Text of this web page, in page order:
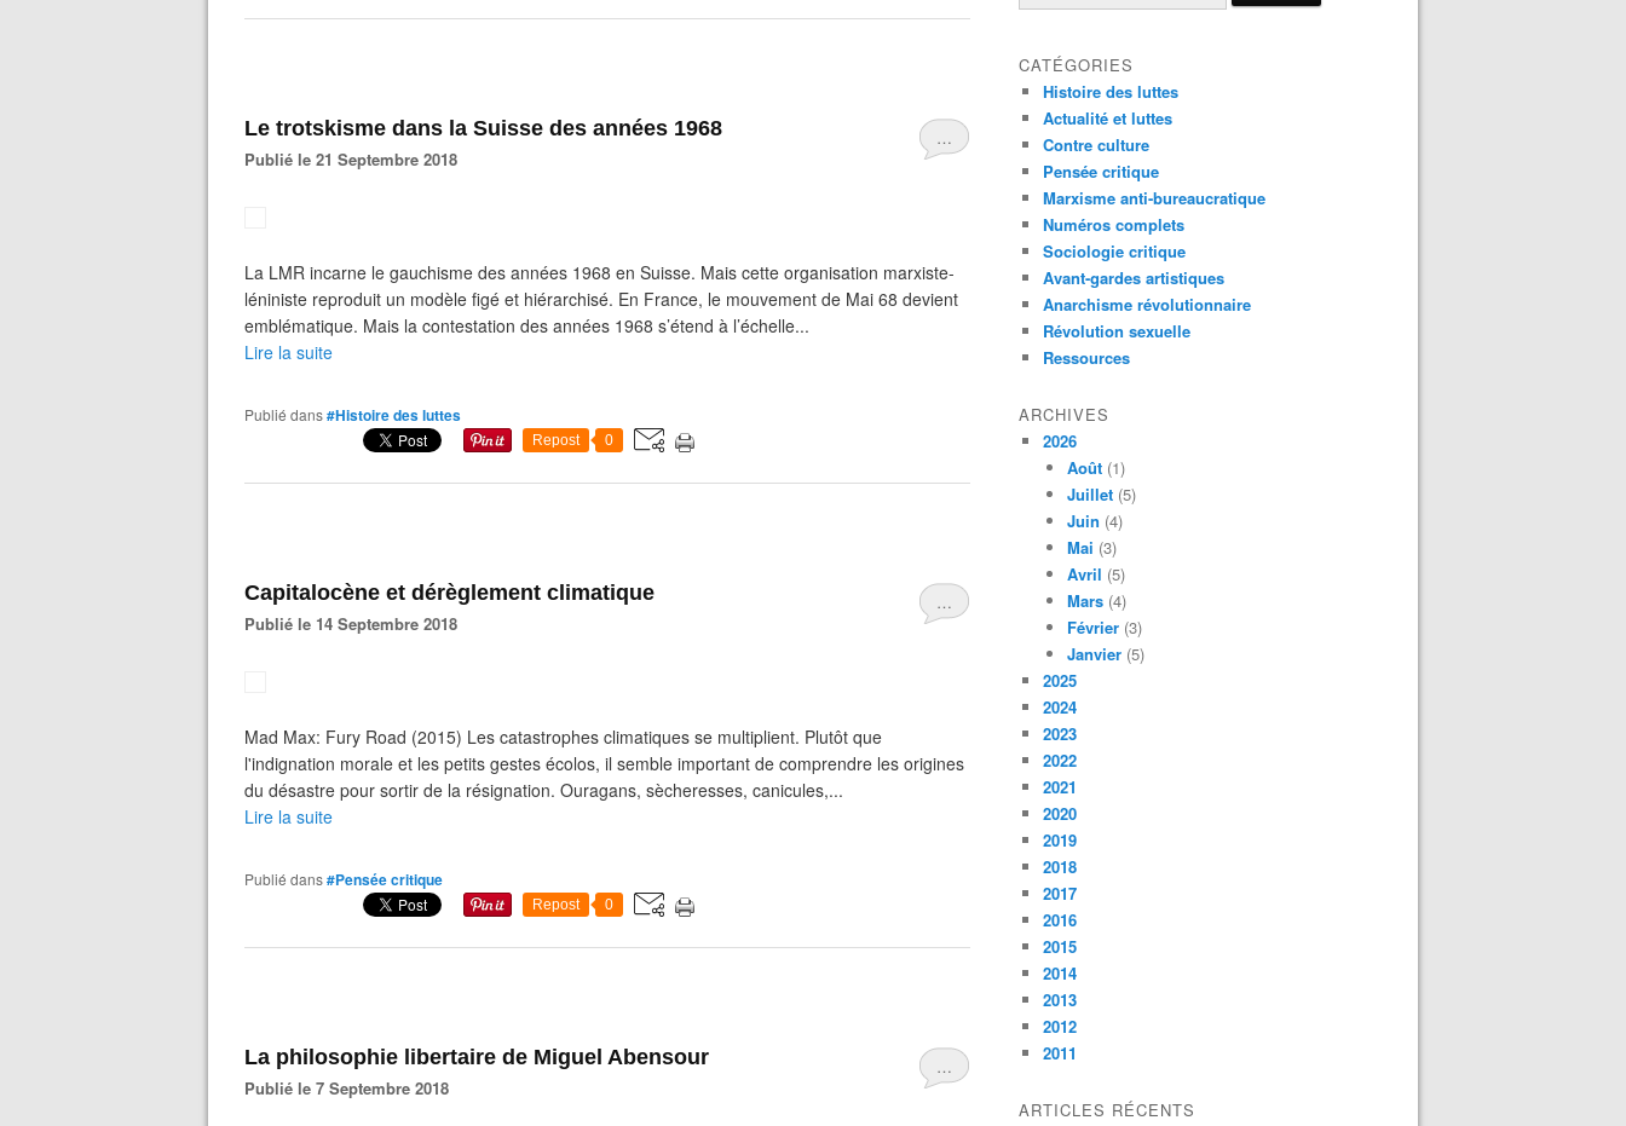
…
Le trotskisme dans la Suisse des années 1968
Publié le 21 Septembre 2018
La LMR incarne le gauchisme des années 1968 en Suisse. Mais cette organisation marxiste-
léniniste reproduit un modèle figé et hiérarchisé. En France, le mouvement de Mai 68 devient
emblématique. Mais la contestation des années 1968 s’étend à l’échelle...
Lire la suite
Publié dans#Histoire des luttes
Repost 0
…
Capitalocène et dérèglement climatique
Publié le 14 Septembre 2018
Mad Max: Fury Road (2015) Les catastrophes climatiques se multiplient. Plutôt que
l'indignation morale et les petits gestes écolos, il semble important de comprendre les origines
du désastre pour sortir de la résignation. Ouragans, sècheresses, canicules,...
Lire la suite
Publié dans#Pensée critique
Repost 0
…
La philosophie libertaire de Miguel Abensour
Publié le 7 Septembre 2018
CATÉGORIES
Histoire des luttes
Actualité et luttes
Contre culture
Pensée critique
Marxisme anti-bureaucratique
Numéros complets
Sociologie critique
Avant-gardes artistiques
Anarchisme révolutionnaire
Révolution sexuelle
Ressources
ARCHIVES
2026
Août (1)
Juillet (5)
Juin (4)
Mai (3)
Avril (5)
Mars (4)
Février (3)
Janvier (5)
2025
2024
2023
2022
2021
2020
2019
2018
2017
2016
2015
2014
2013
2012
2011
ARTICLES RÉCENTS